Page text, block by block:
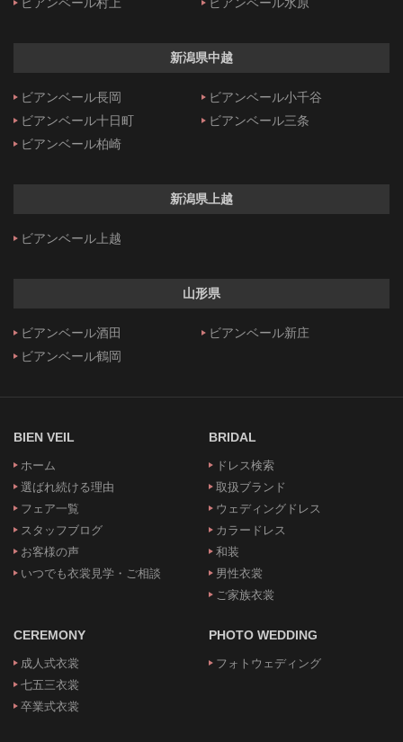
ビアンベール村上
ビアンベール水原
新潟県中越
ビアンベール長岡
ビアンベール小千谷
ビアンベール十日町
ビアンベール三条
ビアンベール柏崎
新潟県上越
ビアンベール上越
山形県
ビアンベール酒田
ビアンベール新庄
ビアンベール鶴岡
BIEN VEIL
ホーム
選ばれ続ける理由
フェア一覧
スタッフブログ
お客様の声
いつでも衣裳見学・ご相談
BRIDAL
ドレス検索
取扱ブランド
ウェディングドレス
カラードレス
和装
男性衣裳
ご家族衣裳
CEREMONY
成人式衣裳
七五三衣裳
卒業式衣裳
PHOTO WEDDING
フォトウェディング